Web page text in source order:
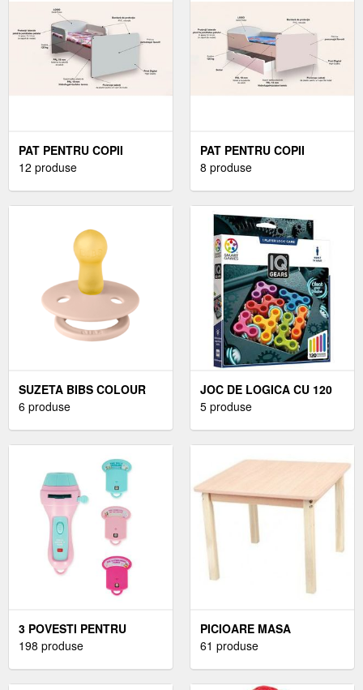
PAT PENTRU COPII
FROZEN, CU MANERE, 2-
12 produse
PAT PENTRU COPII
GABBYS DOLLHOUSE, 2-
8 produse
SUZETA BIBS COLOUR
LATEX TETINA ROTUNDA
6 produse
JOC DE LOGICA CU 120
DE PROVOCARI, SMART
5 produse
3 POVESTI PENTRU
COPIII DE 3 ANI - ***
198 produse
PICIOARE MASA
PATRATE – 46 CM -
61 produse